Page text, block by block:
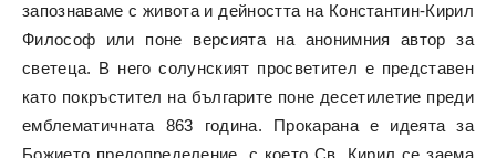
запознаваме с живота и дейността на Константин-Кирил
Философ или поне версията на анонимния автор за
светеца. В него солунският просветител е представен
като покръстител на българите поне десетилетие преди
емблематичната 863 година. Прокарана е идеята за